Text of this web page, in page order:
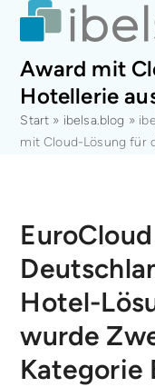
Open
mobile
Close
mobile
Award mit
Hotellerie
Start » ibelsa.blog »
mit Cloud-Lösung für
Hotel-
wurde
Kategorie